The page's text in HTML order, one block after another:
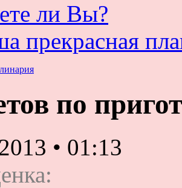
ли Вы?
прекрасная
по
• 01:13